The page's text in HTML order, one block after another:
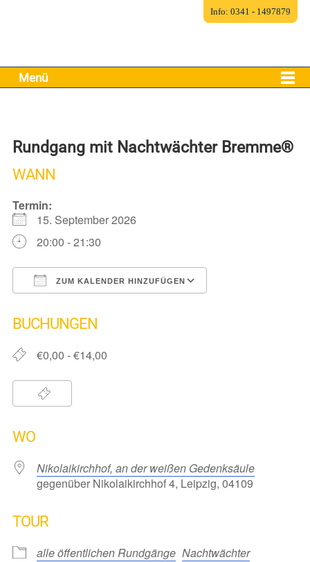
Menü
Rundgang mit Nachtwächter Bremme®
WANN
Termin:
15. September 2026
20:00 - 21:30
ZUM KALENDER HINZUFÜGEN
BUCHUNGEN
€0,00 - €14,00
WO
Nikolaikirchhof, an der weißen Gedenksäule
gegenüber Nikolaikirchhof 4, Leipzig, 04109
TOUR
alle öffentlichen Rundgänge Nachtwächter
Info: 0341 - 1497879